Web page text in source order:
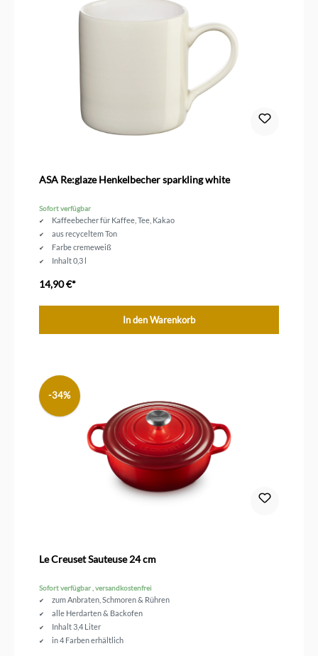
ASA Re:glaze Henkelbecher sparkling white
Sofort verfügbar
Kaffeebecher für Kaffee, Tee, Kakao
aus recyceltem Ton
Farbe cremeweiß
Inhalt 0,3 l
14,90 €*
In den Warenkorb
-34%
Le Creuset Sauteuse 24 cm
Sofort verfügbar , versandkostenfrei
zum Anbraten, Schmoren & Rühren
alle Herdarten & Backofen
Inhalt 3,4 Liter
in 4 Farben erhältlich